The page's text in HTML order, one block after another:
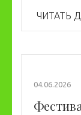
ЧИТАТЬ
04.06.2026